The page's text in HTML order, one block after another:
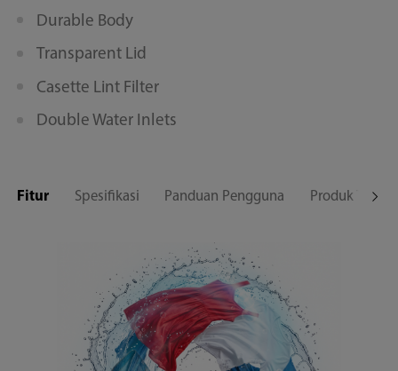
Durable Body
Transparent Lid
Casette Lint Filter
Double Water Inlets
Fitur Spesifikasi Panduan Pengguna Produk Terkait